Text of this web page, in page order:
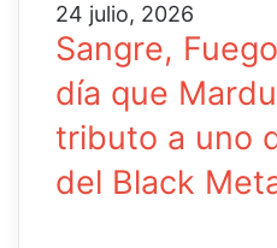
24 julio, 2026
Sangre,
día que
tributo a uno
del Black